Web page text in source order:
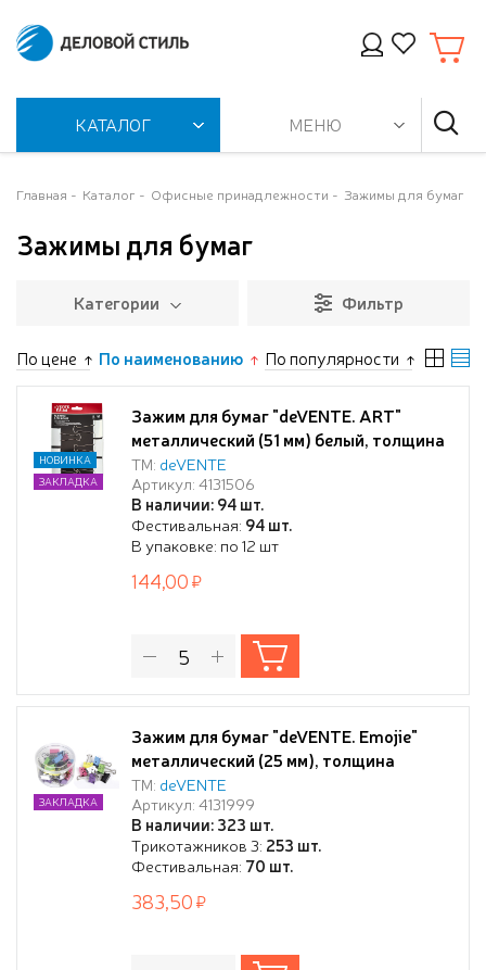
КАТАЛОГ МЕНЮ
Главная Каталог Офисные принадлежности Зажимы для бумаг
Зажимы для бумаг
Категории Фильтр
По цене По наименованию По популярности
Зажим для бумаг "deVENTE. ART"
металлический (51 мм) белый, толщина
скрепления до 21,5 мм, 6 шт на
картонном блистере
ТМ: deVENTE
Артикул: 4131506
В наличии: 94 шт.
Фестивальная: 94 шт.
В упаковке: по 12 шт
НОВИНКА
ЗАКЛАДКА
144,00
Зажим для бумаг "deVENTE. Emojie"
металлический (25 мм), толщина
скрепления до 10,5 мм, цветной
ассорти, 48 шт пластиковой тубе
ТМ: deVENTE
Артикул: 4131999
В наличии: 323 шт.
Трикотажников 3: 253 шт.
Фестивальная: 70 шт.
ЗАКЛАДКА
383,50